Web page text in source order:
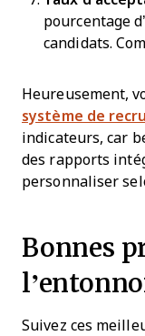
pourcentage
candidats.
Heureusement,
système de
indicateurs, car
des rapports
personnaliser
Bonnes
Suivez ces